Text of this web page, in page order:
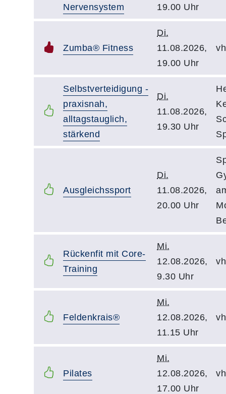
Nervensystem
19.00 Uhr
Zumba® Fitness
Di.
11.08.2026,
19.00 Uhr
Selbstverteidigung -
praxisnah,
alltagstauglich,
stärkend
Di.
11.08.2026,
19.30 Uhr
Ausgleichssport
Di.
11.08.2026,
20.00 Uhr
Rückenfit mit Core-
Training
Mi.
12.08.2026,
9.30 Uhr
Feldenkrais®
Mi.
12.08.2026,
11.15 Uhr
Pilates
Mi.
12.08.2026,
17.00 Uhr